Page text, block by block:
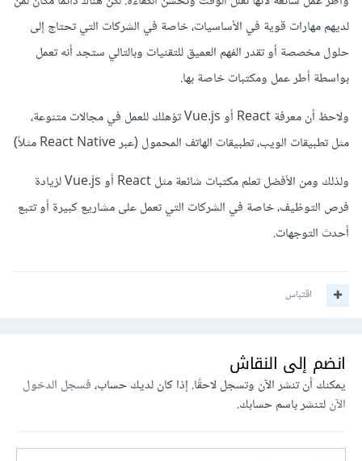
لديهم مهارات قوية في الأساسيات، خاصة في الشركات التي تحتاج إلى
حلول مخصصة أو تقدر الفهم العميق للتقنيات وبالتالي ستجد أنه تعمل
بواسطة أطر عمل ومكتبات خاصة بها.
ولاحظ أن معرفة React أو Vue.js تؤهلك للعمل في مجالات متنوعة،
مثل تطبيقات الويب، تطبيقات الهاتف المحمول (عبر React Native مثلاً)
ولذلك ومن الأفضل تعلم مكتبات شائعة مثل React أو Vue.js لزيادة
فرص التوظيف، خاصة في الشركات التي تعمل على مشاريع كبيرة أو تتبع
أحدث التوجهات.
اقتباس
انضم إلى النقاش
يمكنك أن تنشر الآن وتسجل لاحقًا. إذا كان لديك حساب،فسجل الدخول
الآنلتنشر باسم حسابك.